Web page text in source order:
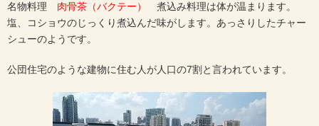
名物料理 肉骨茶（バクテー）
煮込み料理は体が温まります。
塩、コショウのじっくり煮込んだ味がします。あっさりしたチャー
シューのようです。
公団住宅のような建物に住む人が人口の7割と言われています。